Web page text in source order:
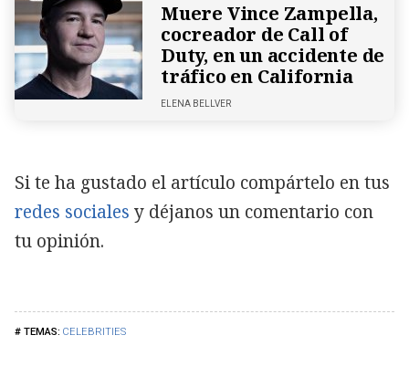
CELEBRITIES
Muere Vince Zampella,
cocreador de Call of
Duty, en un accidente de
tráfico en California
ELENA BELLVER
Si te ha gustado el artículo compártelo en tus
redes sociales y déjanos un comentario con
tu opinión.